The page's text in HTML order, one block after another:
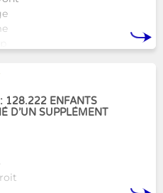
128.222 ENFANTS
D’UN SUPPLÉMENT